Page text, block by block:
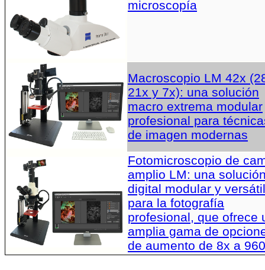
microscopía
Macroscopio LM 42x
21x y 7x): una solución
macro extrema modular
profesional para
de imagen modernas
Fotomicroscopio de
amplio LM: una
digital modular y versátil
para la fotografía
profesional, que ofrece
amplia gama de
de aumento de 8x a